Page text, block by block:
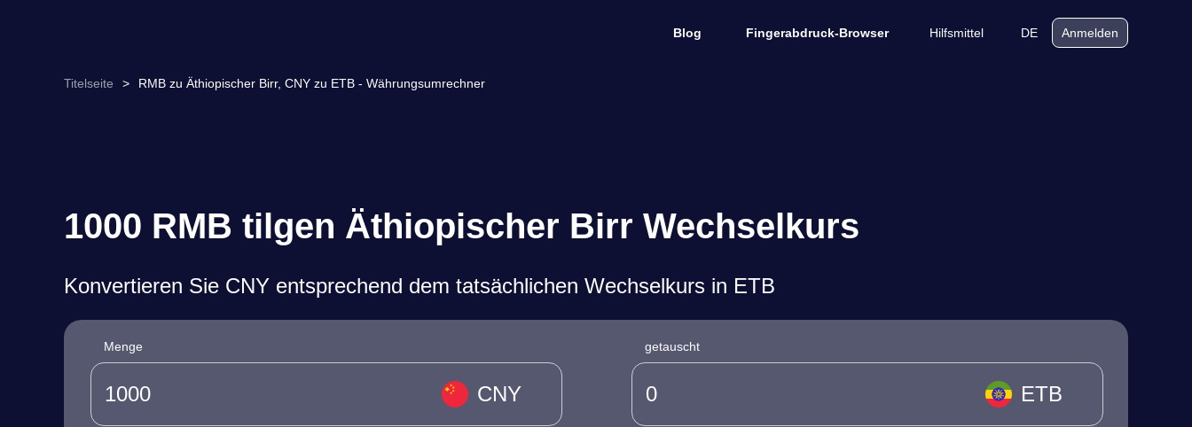
Blog Fingerabdruck-Browser Hilfsmittel DE Anmelden
Titelseite > RMB zu Äthiopischer Birr, CNY zu ETB - Währungsumrechner
1000 RMB tilgen Äthiopischer Birr Wechselkurs
Konvertieren Sie CNY entsprechend dem tatsächlichen Wechselkurs in ETB
Menge
CNY
getauscht
ETB